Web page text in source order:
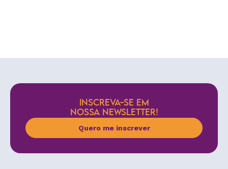
INSCREVA-SE EM
NOSSA NEWSLETTER!
Quero me inscrever